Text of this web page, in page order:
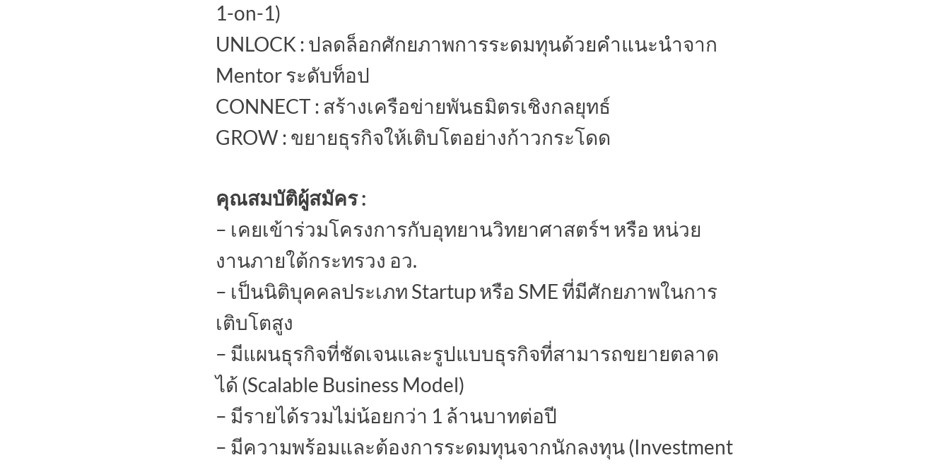
1-on-1)
UNLOCK : ปลดล็อกศักยภาพการระดมทุนด้วยคำแนะนำจาก
Mentor ระดับท็อป
CONNECT : สร้างเครือข่ายพันธมิตรเชิงกลยุทธ์
GROW : ขยายธุรกิจให้เติบโตอย่างก้าวกระโดด
คุณสมบัติผู้สมัคร :
– เคยเข้าร่วมโครงการกับอุทยานวิทยาศาสตร์ฯ หรือ หน่วย
งานภายใต้กระทรวง อว.
– เป็นนิติบุคคลประเภท Startup หรือ SME ที่มีศักยภาพในการ
เติบโตสูง
– มีแผนธุรกิจที่ชัดเจนและรูปแบบธุรกิจที่สามารถขยายตลาด
ได้ (Scalable Business Model)
– มีรายได้รวมไม่น้อยกว่า 1 ล้านบาทต่อปี
– มีความพร้อมและต้องการระดมทุนจากนักลงทุน (Investment